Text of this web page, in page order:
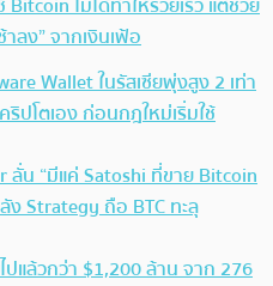
ลง” จากเงินเฟ้อ
Wallet ในรัสเซียพุ่งสูง 2 เท่า
ปโตเอง ก่อนกฎใหม่เริ่มใช้
ลั่น “มีแค่ Satoshi ที่ขาย Bitcoin
Strategy ถือ BTC ทะลุ
ปแล้วกว่า $1,200 ล้าน จาก 276